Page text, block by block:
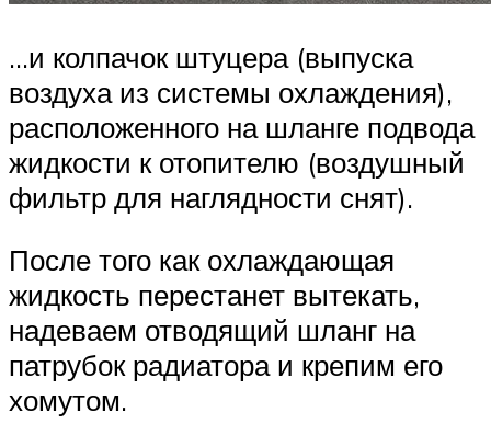
…и колпачок штуцера (выпуска
воздуха из системы охлаждения),
расположенного на шланге подвода
жидкости к отопителю (воздушный
фильтр для наглядности снят).
После того как охлаждающая
жидкость перестанет вытекать,
надеваем отводящий шланг на
патрубок радиатора и крепим его
хомутом.